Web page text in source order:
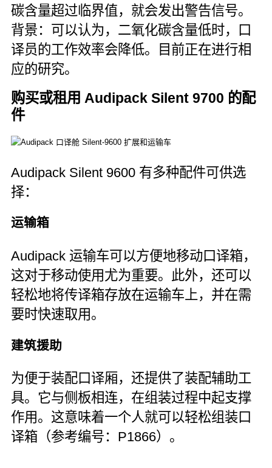
碳含量超过临界值，就会发出警告信号。
背景：可以认为，二氧化碳含量低时，口
译员的工作效率会降低。目前正在进行相
应的研究。
购买或租用 Audipack Silent 9700 的配
件
Audipack Silent 9600 有多种配件可供选
择：
运输箱
Audipack 运输车可以方便地移动口译箱，
这对于移动使用尤为重要。此外，还可以
轻松地将传译箱存放在运输车上，并在需
要时快速取用。
建筑援助
为便于装配口译厢，还提供了装配辅助工
具。它与侧板相连，在组装过程中起支撑
作用。这意味着一个人就可以轻松组装口
译箱（参考编号：P1866）。